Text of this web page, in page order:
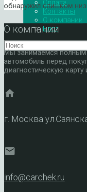
Оплата
Контакты
О компании
Блог
обнаружил слишком
О компании
Мы занимаемся полным
автомобиль перед
диагностическую
home
г. Москва
mail
info@carchek.ru